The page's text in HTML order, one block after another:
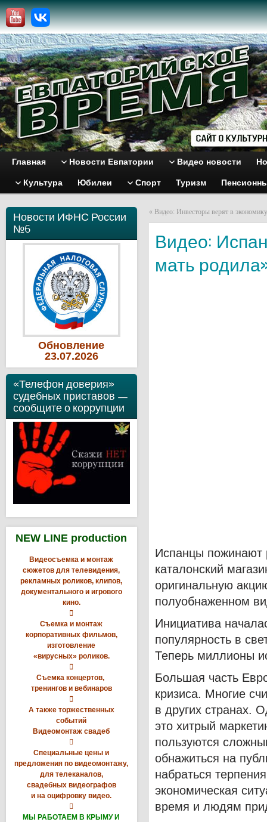
Главная Новости Евпатории Видео новости
Культура Юбилеи Спорт Туризм
Новости ИФНС России
№6
Обновление
23.07.2026
«Телефон доверия»
судебных приставов —
сообщите о коррупции
NEW LINE production
Видеосъемка и монтаж
сюжетов для телевидения,
рекламных роликов, клипов,
документального и игрового
кино.

Съемка и монтаж
корпоративных фильмов,
изготовление
«вирусных» роликов.

Съемка концертов,
тренингов и вебинаров

А также торжественных
событий
Видеомонтаж свадеб

Специальные цены и
предложения по видеомонтажу,
для телеканалов,
свадебных видеографов
и на оцифровку видео.

МЫ РАБОТАЕМ В КРЫМУ И
« Видео: Инвесторы верят в
Видео:
мать
Испанцы пожинают
каталонский
оригинальную
полуобнаженном
Инициатива
популярность в
Теперь миллионы
Большая часть
кризиса. Многие
в других странах.
это хитрый
пользуются
обнажиться на
набраться
экономическая
время и людям